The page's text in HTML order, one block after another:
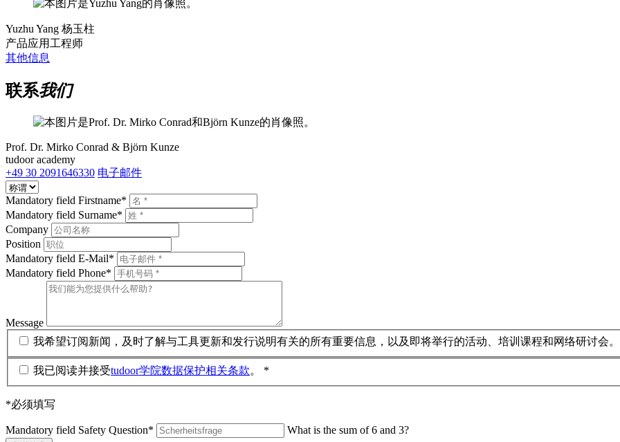
Yuzhu Yang 杨玉柱
产品应用工程师
其他信息
联系我们
Prof. Dr. Mirko Conrad & Björn Kunze
tudoor academy
+49 30 2091646330 电子邮件
Mandatory field Firstname*
Mandatory field Surname*
Company
Position
Mandatory field E-Mail*
Mandatory field Phone*
Message
我希望订阅新闻，及时了解与工具更新和发行说明有关的所有重要信息，以及即将举行的活动、培训课程和网络研讨会。
我已阅读并接受tudoor学院数据保护相关条款。 *
*必须填写
Mandatory field Safety Question* What is the sum of 6 and 3?